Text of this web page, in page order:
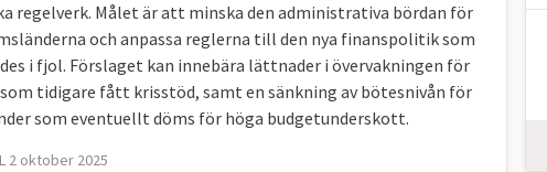
hela kreditmarknaden sattes ur spel. Utlåning till
export minskade och arbetslösheten steg.
var Ungern och Lettland i slutet av 2008.
miljarder kronor i det ekonomiska systemet för
regelverk. Målet är att minska den administrativa bördan för
och anpassa reglerna till den nya finanspolitik som
i fjol. Förslaget kan innebära lättnader i övervakningen för
tidigare fått krisstöd, samt en sänkning av bötesnivån för
som eventuellt döms för höga budgetunderskott.
2 oktober 2025